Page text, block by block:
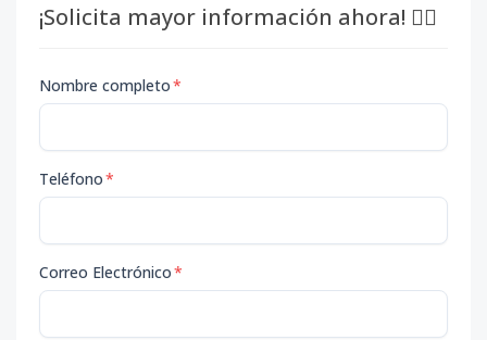
¡Solicita mayor información ahora! 👇🏽
Nombre completo*
Teléfono*
Correo Electrónico*